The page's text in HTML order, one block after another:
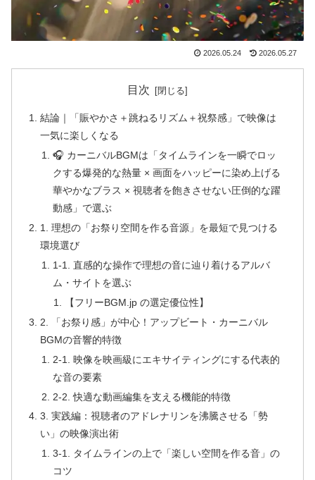
2026.05.24 2026.05.27
目次
結論｜「賑やかさ＋跳ねるリズム＋祝祭感」で映像は
一気に楽しくなる
🎧 カーニバルBGMは「タイムラインを一瞬でロッ
クする爆発的な熱量 × 画面をハッピーに染め上げる
華やかなブラス × 視聴者を飽きさせない圧倒的な躍
動感」で選ぶ
1. 理想の「お祭り空間を作る音源」を最短で見つける
環境選び
1-1. 直感的な操作で理想の音に辿り着けるアルバ
ム・サイトを選ぶ
【フリーBGM.jp の選定優位性】
2. 「お祭り感」が中心！アップビート・カーニバル
BGMの音響的特徴
2-1. 映像を映画級にエキサイティングにする代表的
な音の要素
2-2. 快適な動画編集を支える機能的特徴
3. 実践編：視聴者のアドレナリンを沸騰させる「勢
い」の映像演出術
3-1. タイムラインの上で「楽しい空間を作る音」の
コツ